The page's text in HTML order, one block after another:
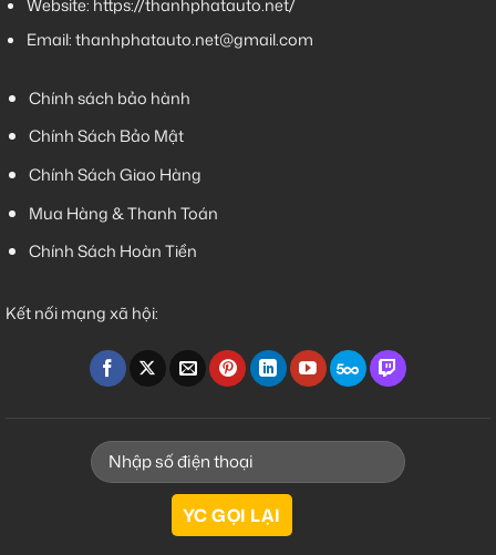
Email:thanhphatauto.net@gmail.com
Chính sách bảo hành
Chính Sách Bảo Mật
Chính Sách Giao Hàng
Mua Hàng & Thanh Toán
Chính Sách Hoàn Tiền
Kết nối mạng xã hội: